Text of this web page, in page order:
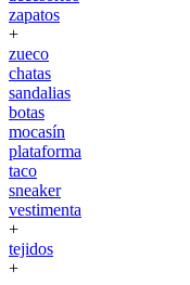
zapatos
+
zueco
chatas
sandalias
botas
mocasín
plataforma
taco
sneaker
vestimenta
+
tejidos
+